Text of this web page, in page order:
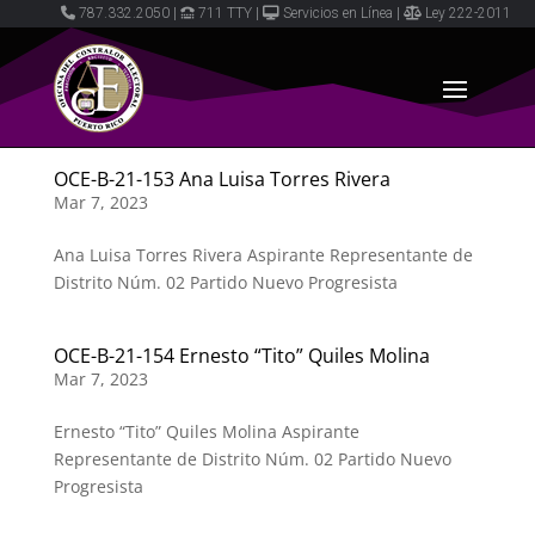
787.332.2050 711 TTY Servicios en Línea Ley 222-2011
OCE-B-21-153 Ana Luisa Torres Rivera
Mar 7, 2023
Ana Luisa Torres Rivera Aspirante Representante de
Distrito Núm. 02 Partido Nuevo Progresista
OCE-B-21-154 Ernesto “Tito” Quiles Molina
Mar 7, 2023
Ernesto “Tito” Quiles Molina Aspirante
Representante de Distrito Núm. 02 Partido Nuevo
Progresista